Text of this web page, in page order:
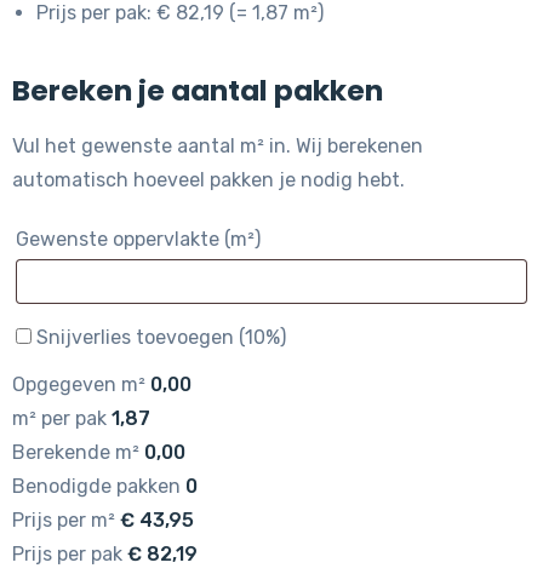
Prijs per pak: € 82,19 (= 1,87 m²)
Bereken je aantal pakken
Vul het gewenste aantal m² in. Wij berekenen
automatisch hoeveel pakken je nodig hebt.
Gewenste oppervlakte (m²)
Snijverlies toevoegen (10%)
Opgegeven m² 0,00
m² per pak 1,87
Berekende m² 0,00
Benodigde pakken 0
Prijs per m² € 43,95
Prijs per pak € 82,19